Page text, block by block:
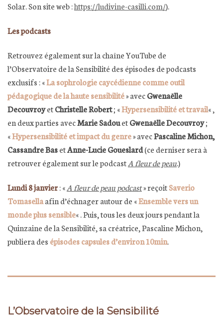
Solar. Son site web :https://ludivine-casilli.com/).
Les podcasts
Retrouvez également sur la chaîne YouTube de
l’Observatoire de la Sensibilité des épisodes de podcasts
exclusifs : «La sophrologie caycédienne comme outil
pédagogique de la haute sensibilité» avecGwenaëlle
DecouvroyetChristelle Robert; «Hypersensibilité et travail« ,
en deux parties avecMarie SadouetGwenaëlle Decouvroy;
«Hypersensibilité et impact du genre» avecPascaline Michon,
Cassandre BasetAnne-Lucie Goueslard(ce derniser sera à
retrouver également sur le podcastA fleur de peau.)
Lundi 8 janvier: «A fleur de peau podcast» reçoitSaverio
Tomasellaafin d’échnager autour de «Ensemble vers un
monde plus sensible« . Puis, tous les deux jours pendant la
Quinzaine de la Sensibilité, sa créatrice, Pascaline Michon,
publiera des épisodes capsules d’environ 10min.
L’Observatoire de la Sensibilité